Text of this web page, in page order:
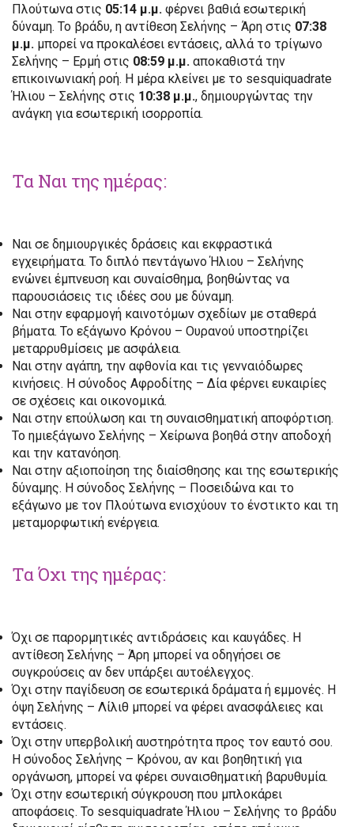
Πλούτωνα στις 05:14 μ.μ. φέρνει βαθιά εσωτερική
δύναμη. Το βράδυ, η αντίθεση Σελήνης – Άρη στις 07:38
μ.μ. μπορεί να προκαλέσει εντάσεις, αλλά το τρίγωνο
Σελήνης – Ερμή στις 08:59 μ.μ. αποκαθιστά την
επικοινωνιακή ροή. Η μέρα κλείνει με το sesquiquadrate
Ήλιου – Σελήνης στις 10:38 μ.μ., δημιουργώντας την
ανάγκη για εσωτερική ισορροπία.
Τα Ναι της ημέρας:
Ναι σε δημιουργικές δράσεις και εκφραστικά
εγχειρήματα. Το διπλό πεντάγωνο Ήλιου – Σελήνης
ενώνει έμπνευση και συναίσθημα, βοηθώντας να
παρουσιάσεις τις ιδέες σου με δύναμη.
Ναι στην εφαρμογή καινοτόμων σχεδίων με σταθερά
βήματα. Το εξάγωνο Κρόνου – Ουρανού υποστηρίζει
μεταρρυθμίσεις με ασφάλεια.
Ναι στην αγάπη, την αφθονία και τις γενναιόδωρες
κινήσεις. Η σύνοδος Αφροδίτης – Δία φέρνει ευκαιρίες
σε σχέσεις και οικονομικά.
Ναι στην επούλωση και τη συναισθηματική αποφόρτιση.
Το ημιεξάγωνο Σελήνης – Χείρωνα βοηθά στην αποδοχή
και την κατανόηση.
Ναι στην αξιοποίηση της διαίσθησης και της εσωτερικής
δύναμης. Η σύνοδος Σελήνης – Ποσειδώνα και το
εξάγωνο με τον Πλούτωνα ενισχύουν το ένστικτο και τη
μεταμορφωτική ενέργεια.
Τα Όχι της ημέρας:
Όχι σε παρορμητικές αντιδράσεις και καυγάδες. Η
αντίθεση Σελήνης – Άρη μπορεί να οδηγήσει σε
συγκρούσεις αν δεν υπάρξει αυτοέλεγχος.
Όχι στην παγίδευση σε εσωτερικά δράματα ή εμμονές. Η
όψη Σελήνης – Λίλιθ μπορεί να φέρει ανασφάλειες και
εντάσεις.
Όχι στην υπερβολική αυστηρότητα προς τον εαυτό σου.
Η σύνοδος Σελήνης – Κρόνου, αν και βοηθητική για
οργάνωση, μπορεί να φέρει συναισθηματική βαρυθυμία.
Όχι στην εσωτερική σύγκρουση που μπλοκάρει
αποφάσεις. Το sesquiquadrate Ήλιου – Σελήνης το βράδυ